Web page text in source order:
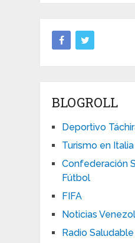
BLOGROLL
Deportivo
Turismo en Italia
Confederación
Fútbol
FIFA
Noticias
Radio Saludable